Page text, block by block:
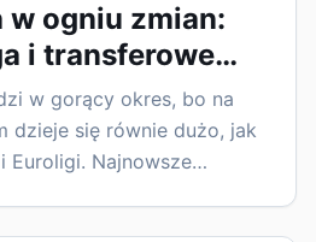
w ogniu zmian:
i transferowe
w gorący okres, bo na
dzieje się równie dużo, jak
Euroligi. Najnowsze